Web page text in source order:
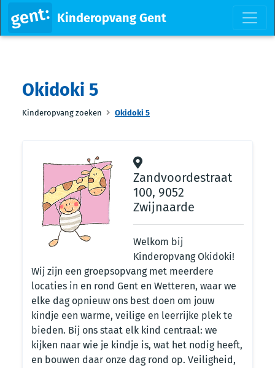
Kinderopvang Gent
Okidoki 5
Kinderopvang zoeken Okidoki 5
Zandvoordestraat
100, 9052
Zwijnaarde
Welkom bij
Kinderopvang Okidoki!
Wij zijn een groepsopvang met meerdere
locaties in en rond Gent en Wetteren, waar we
elke dag opnieuw ons best doen om jouw
kindje een warme, veilige en leerrijke plek te
bieden. Bij ons staat elk kind centraal: we
kijken naar wie je kindje is, wat het nodig heeft,
en bouwen daar onze dag rond op. Veiligheid,